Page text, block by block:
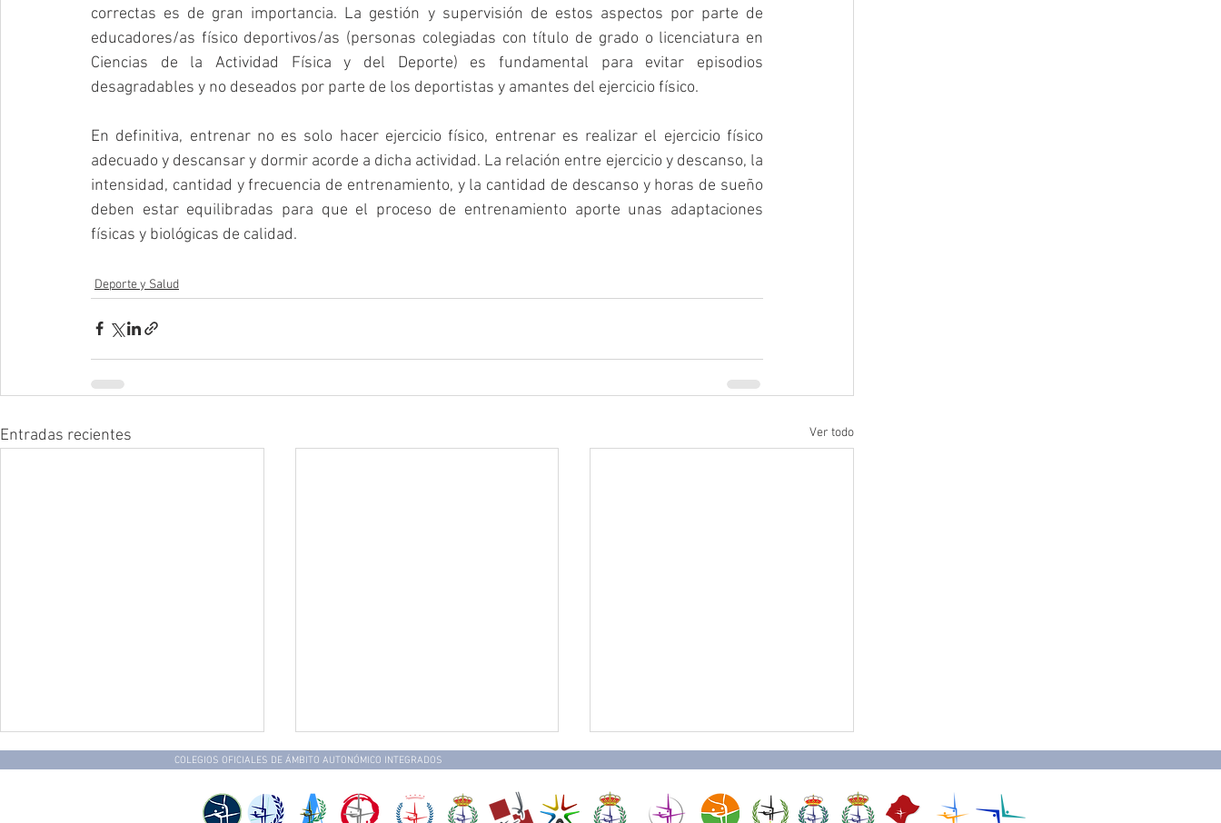
correctas es de gran importancia. La gestión y supervisión de estos aspectos por parte de
educadores/as físico deportivos/as (personas colegiadas con título de grado o licenciatura en
Ciencias de la Actividad Física y del Deporte) es fundamental para evitar episodios
desagradables y no deseados por parte de los deportistas y amantes del ejercicio físico.
En definitiva, entrenar no es solo hacer ejercicio físico, entrenar es realizar el ejercicio físico
adecuado y descansar y dormir acorde a dicha actividad. La relación entre ejercicio y descanso, la
intensidad, cantidad y frecuencia de entrenamiento, y la cantidad de descanso y horas de sueño
deben estar equilibradas para que el proceso de entrenamiento aporte unas adaptaciones
físicas y biológicas de calidad.
Deporte y Salud
Entradas recientes Ver todo
COLEGIOS OFICIALES DE ÁMBITO AUTONÓMICO INTEGRADOS